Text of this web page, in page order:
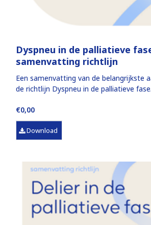
Dyspneu in de palliatieve
samenvatting richtlijn
Een samenvatting van de belangrijkste
de richtlijn Dyspneu in de palliatieve fase.
€0,00
Download